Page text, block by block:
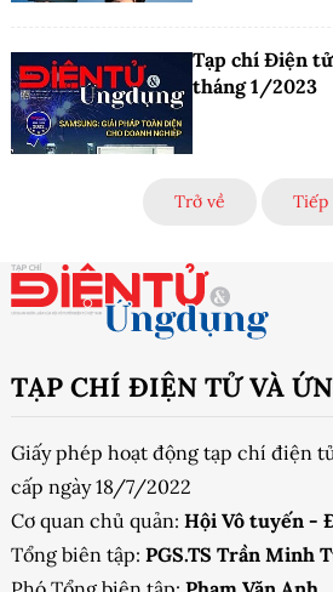
Tạp chí Điện tử
tháng 1/2023
Trở về Tiếp
TẠP CHÍ ĐIỆN TỬ VÀ
Giấy phép hoạt động tạp chí điện
cấp ngày 18/7/2022
Cơ quan chủ quản: Hội Vô tuyến -
Tổng biên tập: PGS.TS Trần Minh